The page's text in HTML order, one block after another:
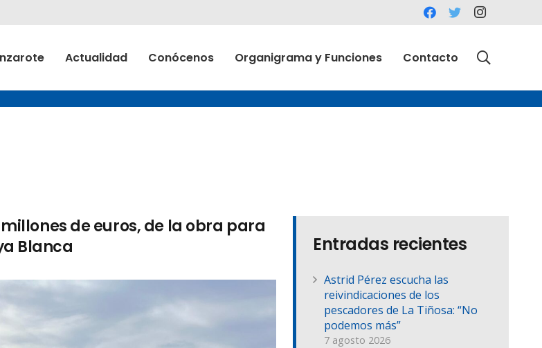
Actualidad Conócenos Organigrama y Funciones Contacto
de euros, de la obra para
Blanca
Entradas recientes
Astrid Pérez escucha las
reivindicaciones de los
pescadores de La Tiñosa: “No
podemos más”
7 agosto 2026